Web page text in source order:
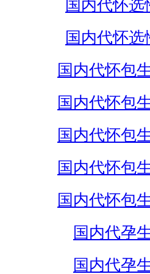
国内代怀选
国内代怀选
国内代怀包
国内代怀包
国内代怀包
国内代怀包
国内代怀包
国内代孕
国内代孕